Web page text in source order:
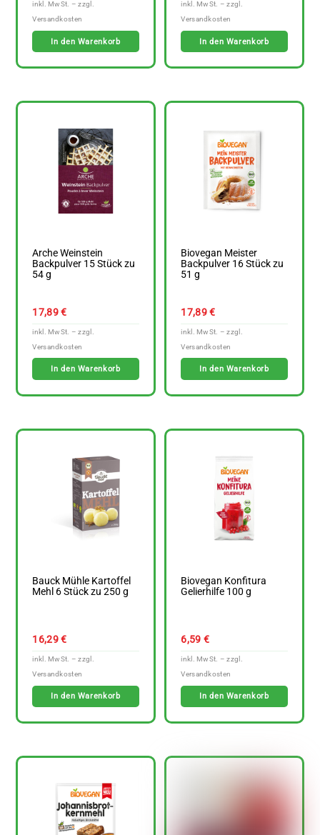
In den Warenkorb In den Warenkorb
Arche Weinstein
Backpulver 15 Stück zu
54 g
17,89€
In den Warenkorb
Biovegan Meister
Backpulver 16 Stück zu
51 g
17,89€
In den Warenkorb
Bauck Mühle Kartoffel
Mehl 6 Stück zu 250 g
16,29€
In den Warenkorb
Biovegan Konfitura
Gelierhilfe 100 g
6,59 €
In den Warenkorb